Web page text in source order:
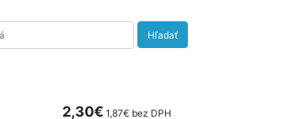
Hľadať
2,30€ 1,87€ bez DPH